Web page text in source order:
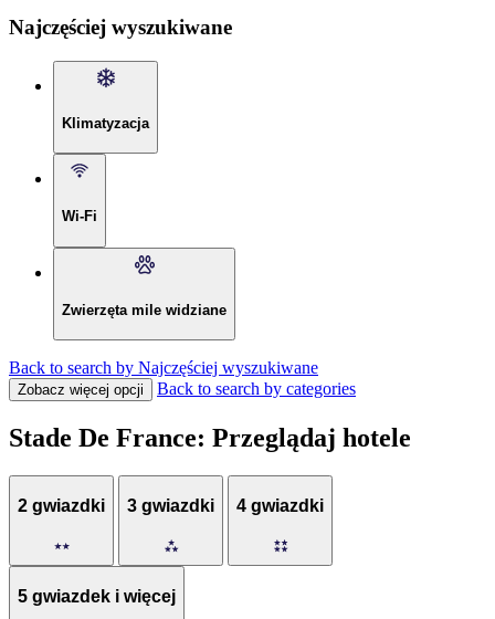
Najczęściej wyszukiwane
Klimatyzacja
Wi-Fi
Zwierzęta mile widziane
Back to search by Najczęściej wyszukiwane
Zobacz więcej opcji Back to search by categories
Stade De France: Przeglądaj hotele
2 gwiazdki 3 gwiazdki 4 gwiazdki
5 gwiazdek i więcej